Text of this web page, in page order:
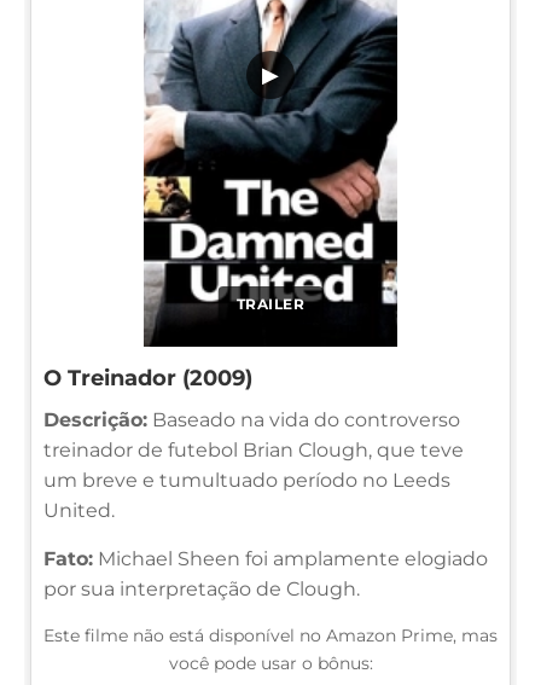
TRAILER
▶
O Treinador (2009)
Descrição: Baseado na vida do controverso
treinador de futebol Brian Clough, que teve
um breve e tumultuado período no Leeds
United.
Fato: Michael Sheen foi amplamente elogiado
por sua interpretação de Clough.
Este filme não está disponível no Amazon Prime, mas
você pode usar o bônus: